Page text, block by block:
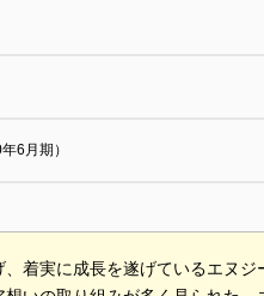
6月期）
着実に成長を遂げているエヌ